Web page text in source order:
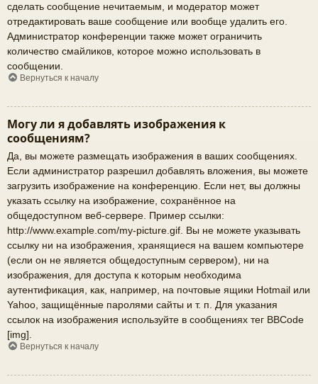
сделать сообщение нечитаемым, и модератор может
отредактировать ваше сообщение или вообще удалить его.
Администратор конференции также может ограничить
количество смайликов, которое можно использовать в
сообщении.
Вернуться к началу
Могу ли я добавлять изображения к
сообщениям?
Да, вы можете размещать изображения в ваших сообщениях.
Если администратор разрешил добавлять вложения, вы можете
загрузить изображение на конференцию. Если нет, вы должны
указать ссылку на изображение, сохранённое на
общедоступном веб-сервере. Пример ссылки:
http://www.example.com/my-picture.gif. Вы не можете указывать
ссылку ни на изображения, хранящиеся на вашем компьютере
(если он не является общедоступным сервером), ни на
изображения, для доступа к которым необходима
аутентификация, как, например, на почтовые ящики Hotmail или
Yahoo, защищённые паролями сайты и т. п. Для указания
ссылок на изображения используйте в сообщениях тег BBCode
[img].
Вернуться к началу